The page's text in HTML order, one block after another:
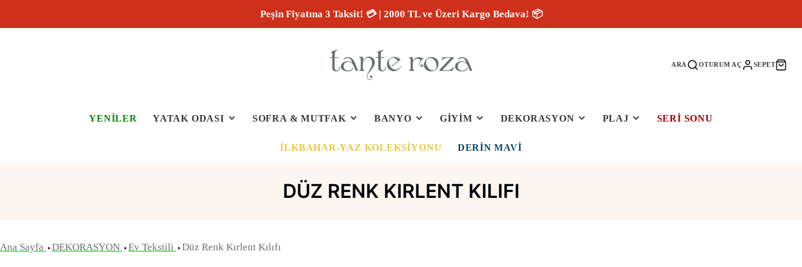
Peşin Fiyatına 3 Taksit! 💳 | 2000 TL ve Üzeri Kargo Bedava! 📦
ARA OTURUM AÇ SEPET
YENİLER YATAK ODASI SOFRA & MUTFAK BANYO GİYİM DEKORASYON PLAJ SERI SONU
İLKBAHAR-YAZ KOLEKSIYONU DERIN MAVI
DÜZ RENK KIRLENT KILIFI
Ana Sayfa DEKORASYON Ev Tekstili Düz Renk Kırlent Kılıfı